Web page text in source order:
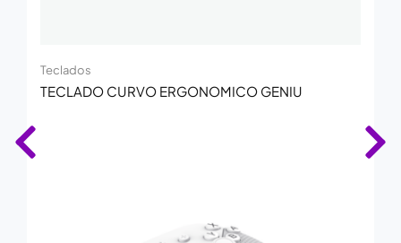
Teclados
TECLADO CURVO ERGONOMICO GENIU